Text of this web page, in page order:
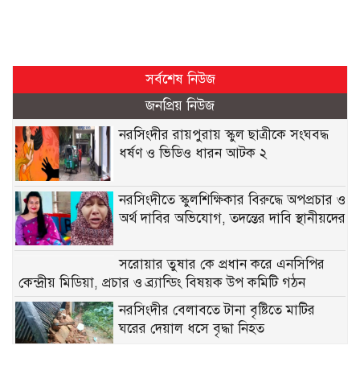
সর্বশেষ নিউজ
জনপ্রিয় নিউজ
নরসিংদীর রায়পুরায় স্কুল ছাত্রীকে সংঘবদ্ধ
ধর্ষণ ও ভিডিও ধারন আটক ২
নরসিংদীতে স্কুলশিক্ষিকার বিরুদ্ধে অপপ্রচার ও
অর্থ দাবির অভিযোগ, তদন্তের দাবি স্থানীয়দের
সরোয়ার তুষার কে প্রধান করে এনসিপির
কেন্দ্রীয় মিডিয়া, প্রচার ও ব্র্যান্ডিং বিষয়ক উপ কমিটি গঠন
নরসিংদীর বেলাবতে টানা বৃষ্টিতে মাটির
ঘরের দেয়াল ধসে বৃদ্ধা নিহত